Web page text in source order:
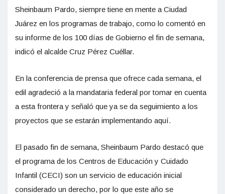
Sheinbaum Pardo, siempre tiene en mente a Ciudad
Juárez en los programas de trabajo, como lo comentó en
su informe de los 100 días de Gobierno el fin de semana,
indicó el alcalde Cruz Pérez Cuéllar.
En la conferencia de prensa que ofrece cada semana, el
edil agradeció a la mandataria federal por tomar en cuenta
a esta frontera y señaló que ya se da seguimiento a los
proyectos que se estarán implementando aquí.
El pasado fin de semana, Sheinbaum Pardo destacó que
el programa de los Centros de Educación y Cuidado
Infantil (CECI) son un servicio de educación inicial
considerado un derecho, por lo que este año se